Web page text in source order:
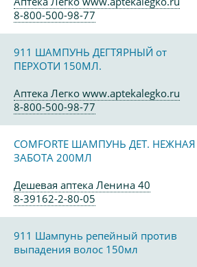
8-800-500-98-77
911 ШАМПУНЬ ДЕГТЯРНЫЙ от
ПЕРХОТИ 150МЛ.
Аптека Легко www.aptekalegko.ru
8-800-500-98-77
COMFORTE ШАМПУНЬ ДЕТ. НЕЖНАЯ
ЗАБОТА 200МЛ
Дешевая аптека Ленина 40
8-39162-2-80-05
911 Шампунь репейный против
выпадения волос 150мл